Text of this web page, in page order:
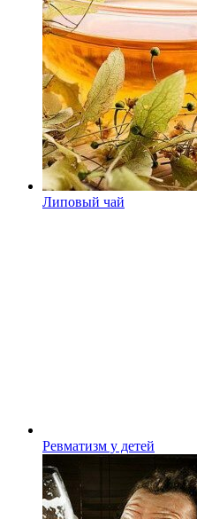
Липовый чай
Ревматизм у детей